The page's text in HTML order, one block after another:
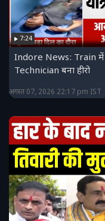
7:24
Indore News: Train में
Technician बना हीरो
अगस्त 07, 2026 22:17 pm IST